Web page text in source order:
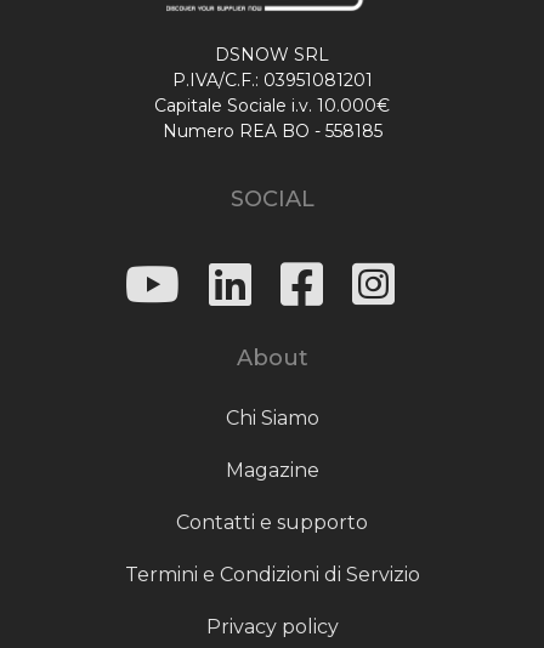
DSNOW SRL
P.IVA/C.F.: 03951081201
Capitale Sociale i.v. 10.000€
Numero REA BO - 558185
SOCIAL
About
Chi Siamo
Magazine
Contatti e supporto
Termini e Condizioni di Servizio
Privacy policy